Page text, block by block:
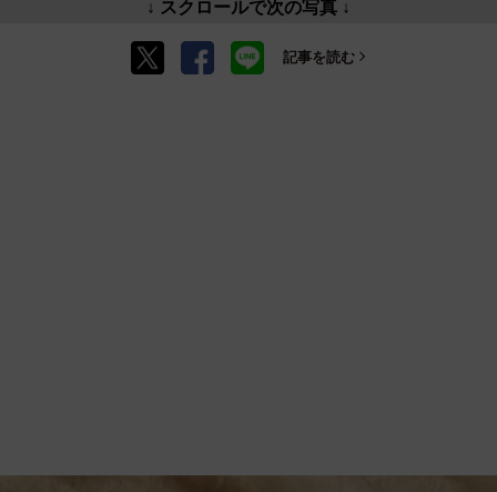
↓ スクロールで次の写真 ↓
記事を読む